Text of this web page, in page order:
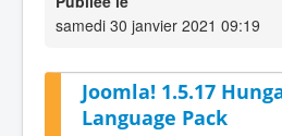
samedi 30 janvier 2021 09:19
Joomla! 1.5.17
Language Pack